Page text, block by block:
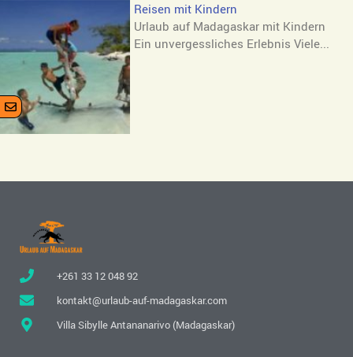
Reisen mit Kindern
Urlaub auf Madagaskar mit Kindern
Ein unvergessliches Erlebnis Viele...
+261 33 12 048 92
kontakt@urlaub-auf-madagaskar.com
Villa Sibylle Antananarivo (Madagaskar)